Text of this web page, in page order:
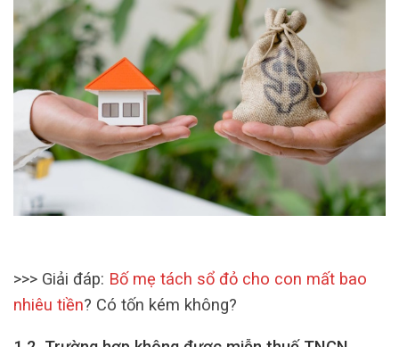
>>> Giải đáp: Bố mẹ tách sổ đỏ cho con mất bao
nhiêu tiền? Có tốn kém không?